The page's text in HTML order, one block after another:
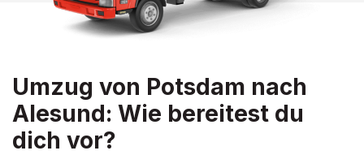
Umzug von Potsdam nach
Alesund: Wie bereitest du
dich vor?